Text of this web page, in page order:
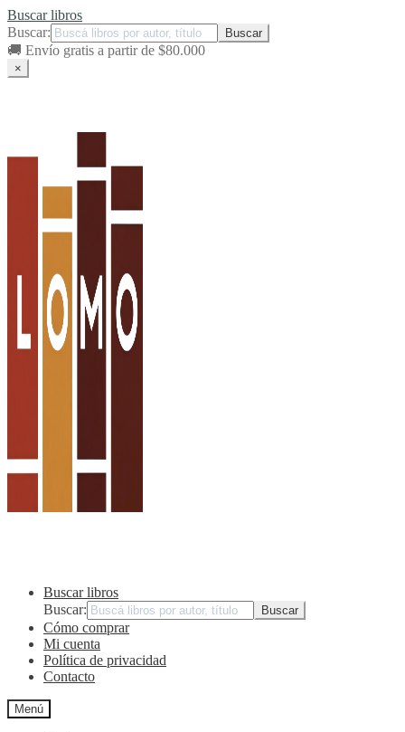
Buscar libros
Buscar:
🚚 Envío gratis a partir de $80.000
×
Buscar libros
Buscar:
Cómo comprar
Mi cuenta
Política de privacidad
Contacto
Menú